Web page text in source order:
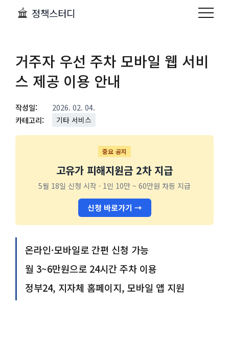
정책스터디
거주자 우선 주차 모바일 웹 서비
스 제공 이용 안내
작성일:
2026. 02. 04.
카테고리:
기타 서비스
중요 공지
고유가 피해지원금 2차 지급
5월 18일 신청 시작 · 1인 10만 ~ 60만원 차등 지급
신청 바로가기 →
온라인·모바일로 간편 신청 가능
월 3~6만원으로 24시간 주차 이용
정부24, 지자체 홈페이지, 모바일 앱 지원